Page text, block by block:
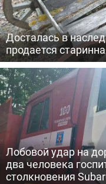
Досталась в
продается
Лобовой удар на
два человека
столкновения